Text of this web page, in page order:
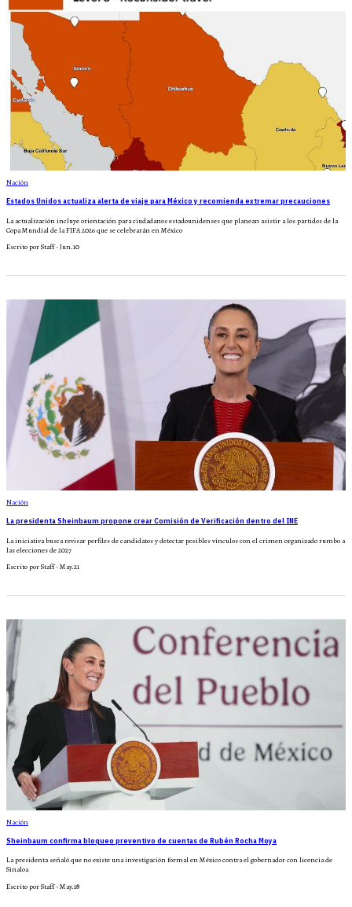
Nación
Estados Unidos actualiza alerta de viaje para México y recomienda extremar precauciones
La actualización incluye orientación para ciudadanos estadounidenses que planean asistir a los partidos de la
Copa Mundial de la FIFA 2026 que se celebrarán en México
Escrito por Staff - Jun.10
Nación
La presidenta Sheinbaum propone crear Comisión de Verificación dentro del INE
La iniciativa busca revisar perfiles de candidatos y detectar posibles vínculos con el crimen organizado rumbo a
las elecciones de 2027
Escrito por Staff - May.21
Nación
Sheinbaum confirma bloqueo preventivo de cuentas de Rubén Rocha Moya
La presidenta señaló que no existe una investigación formal en México contra el gobernador con licencia de
Sinaloa
Escrito por Staff - May.18